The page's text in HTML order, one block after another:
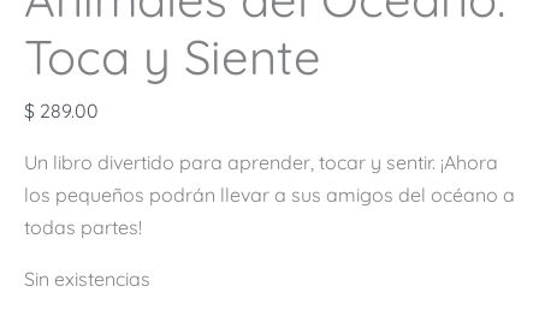
Toca y Siente
$ 289.00
Un libro divertido para aprender, tocar y sentir. ¡Ahora
los pequeños podrán llevar a sus amigos del océano a
todas partes!
Sin existencias